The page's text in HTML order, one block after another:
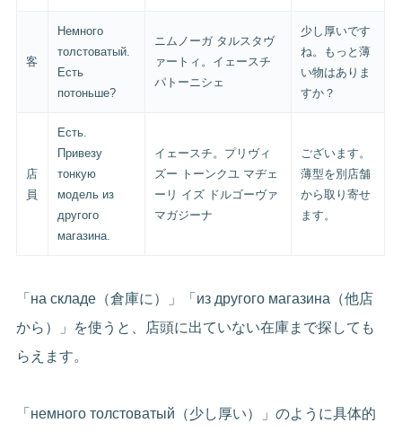
客
Немного
толстоватый.
Есть
потоньше?
ニムノーガ タルスタヴ
ァートィ。イェースチ
パトーニシェ
少し厚いです
ね。もっと薄
い物はありま
すか？
店
員
Есть.
Привезу
тонкую
модель из
другого
магазина.
イェースチ。プリヴィ
ズー トーンクユ マヂェ
ーリ イズ ドルゴーヴァ
マガジーナ
ございます。
薄型を別店舗
から取り寄せ
ます。
「на складе（倉庫に）」「из другого магазина（他店
から）」を使うと、店頭に出ていない在庫まで探しても
らえます。
「немного толстоватый（少し厚い）」のように具体的